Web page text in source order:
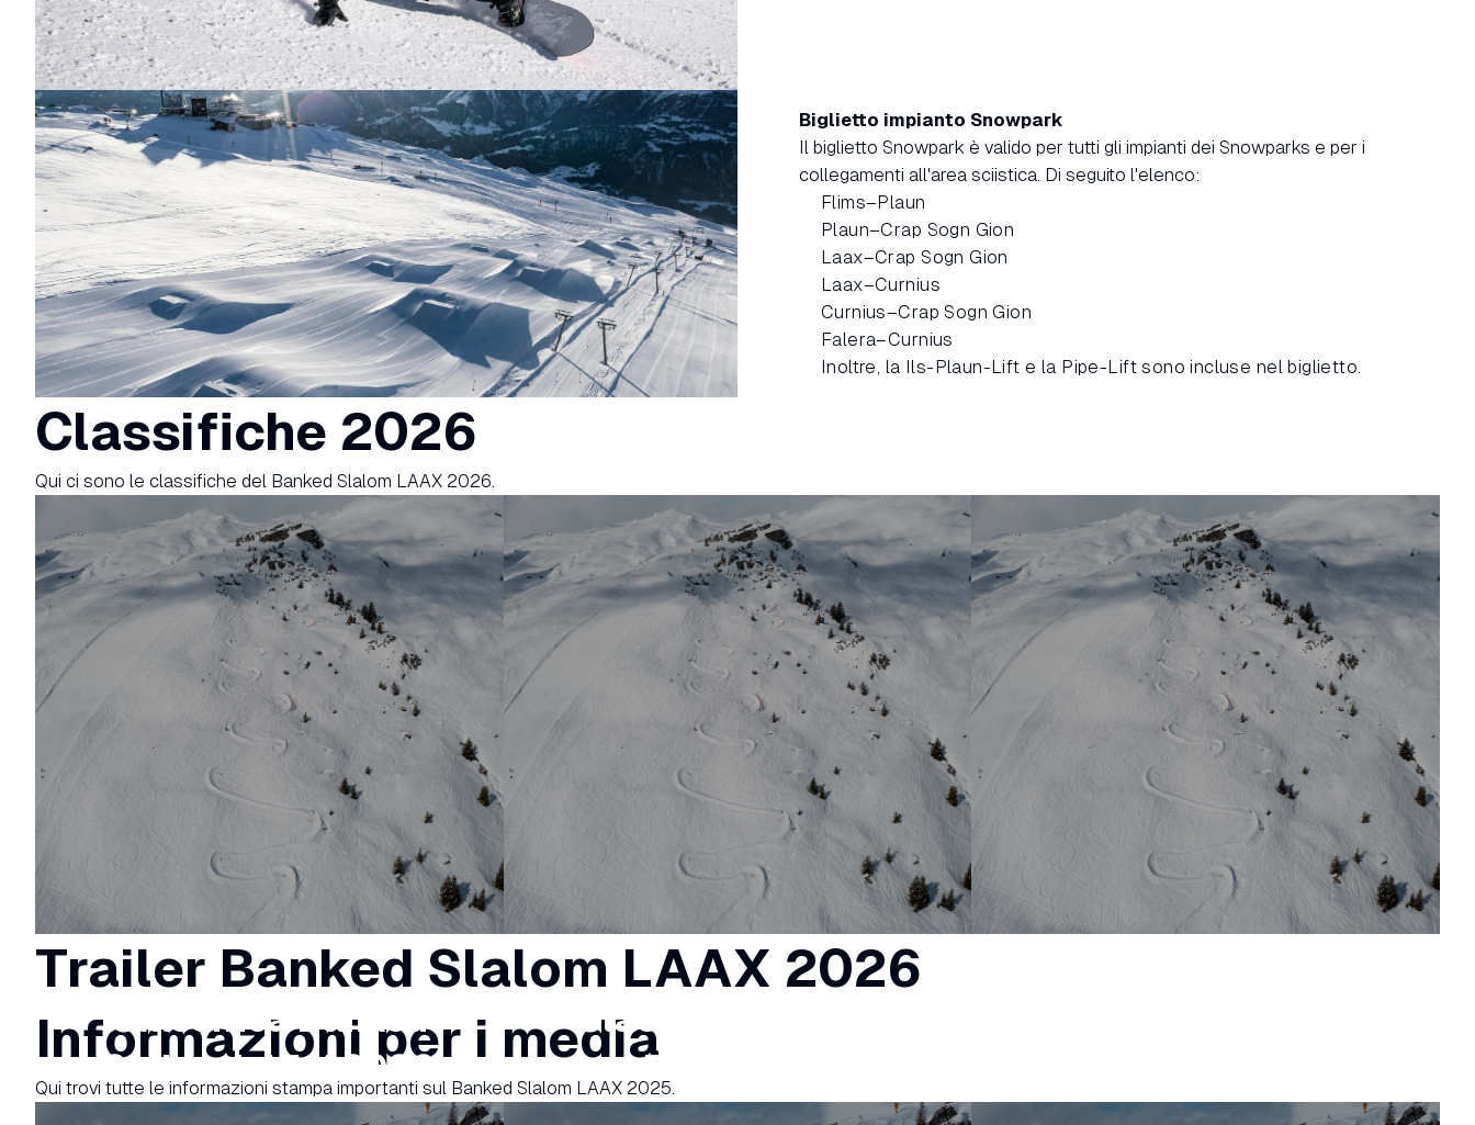
Biglietto impianto Snowpark
Il biglietto Snowpark è valido per tutti gli impianti dei Snowparks e per i
collegamenti all'area sciistica. Di seguito l'elenco:
Flims–Plaun
Plaun–Crap Sogn Gion
Laax–Crap Sogn Gion
Laax–Curnius
Curnius–Crap Sogn Gion
Falera–Curnius
Inoltre, la Ils-Plaun-Lift e la Pipe-Lift sono incluse nel biglietto.
Classifiche 2026
Qui ci sono le classifiche del Banked Slalom LAAX 2026.
Classifica Banked
Slalom LAAX 2026
Classifica Fastest
Race 2026
Trailer Banked Slalom LAAX 2026
Informazioni per i media
Qui trovi tutte le informazioni stampa importanti sul Banked Slalom LAAX 2025.